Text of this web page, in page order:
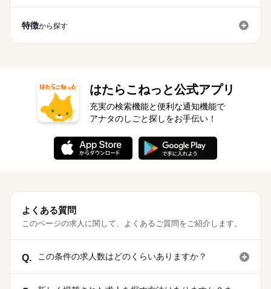
特徴から探す
はたらこねっと公式アプリ
充実の検索機能と便利な通知機能で
アナタのしごと探しをお手伝い！
よくある質問
このページの求人に関して、よくあるご質問をご紹介します。
Q. この条件の求人数はどのくらいありますか？